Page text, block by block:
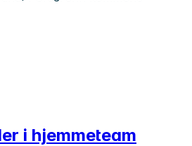
i hjemmeteam